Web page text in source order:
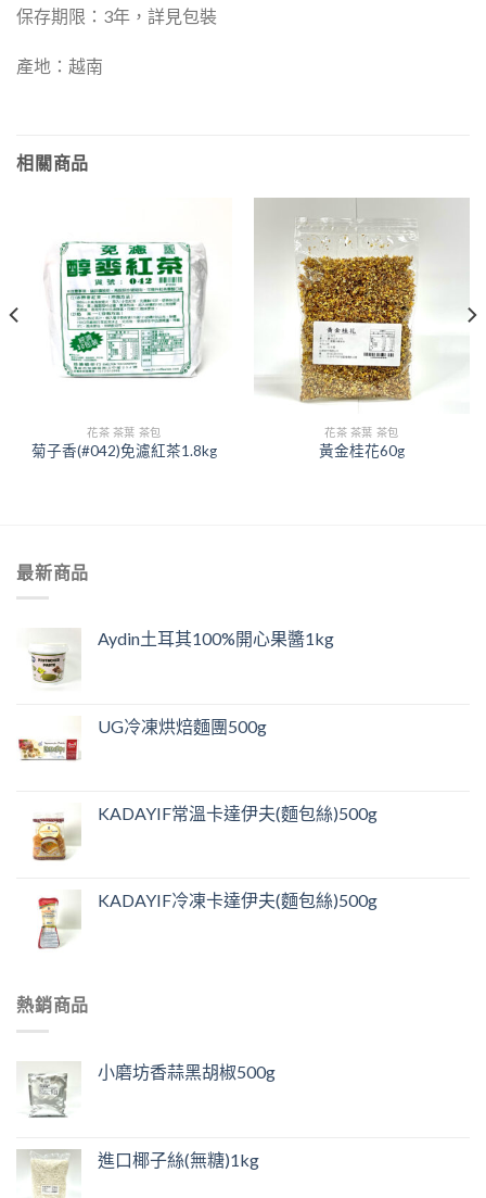
保存期限：3年，詳見包裝
產地：越南
相關商品
花茶 茶葉 茶包
菊子香(#042)免濾紅茶1.8kg
花茶 茶葉 茶包
黃金桂花60g
最新商品
Aydin土耳其100%開心果醬1kg
UG冷凍烘焙麵團500g
KADAYIF常溫卡達伊夫(麵包絲)500g
KADAYIF冷凍卡達伊夫(麵包絲)500g
熱銷商品
小磨坊香蒜黑胡椒500g
進口椰子絲(無糖)1kg